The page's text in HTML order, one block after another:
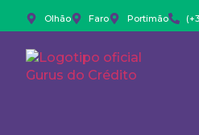
Olhão Faro Portimão